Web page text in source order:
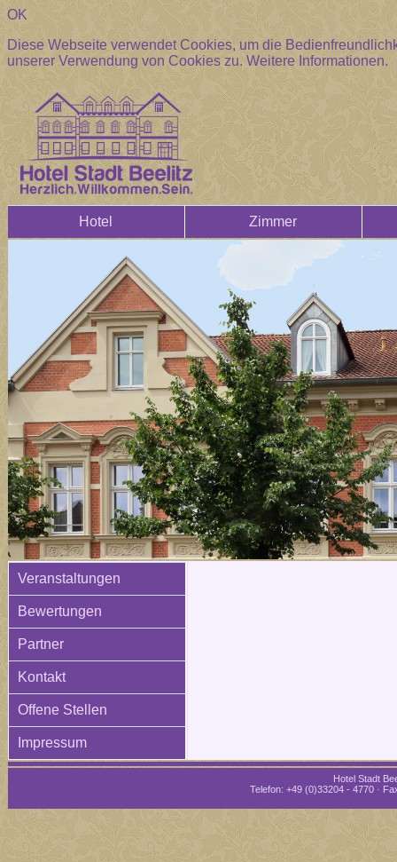
OK
Diese Webseite verwendet Cookies, um die
unserer Verwendung von Cookies zu.Weitere Informationen.
Hotel Zimmer
Veranstaltungen
Bewertungen
Partner
Kontakt
Offene Stellen
Impressum
Hotel Stadt
Telefon: +49 (0)33204 - 4770 ·